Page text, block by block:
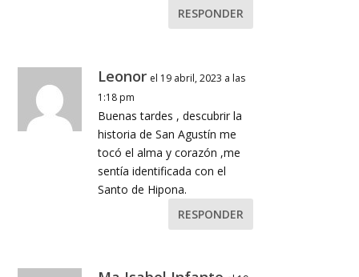
RESPONDER
Leonor el 19 abril, 2023 a las
1:18 pm
Buenas tardes , descubrir la
historia de San Agustín me
tocó el alma y corazón ,me
sentía identificada con el
Santo de Hipona.
RESPONDER